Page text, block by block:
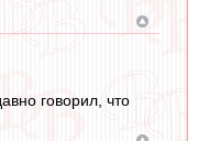
говорил, что